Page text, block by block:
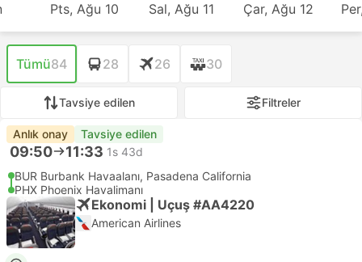
Pts, Ağu 10 Sal, Ağu 11 Çar, Ağu 12
Tümü84 28 26 30
Tavsiye edilen Filtreler
Anlık onay Tavsiye edilen
09:50 11:33 1s 43d
BUR Burbank Havaalanı, Pasadena California
PHX Phoenix Havalimanı
Ekonomi | Uçuş #AA4220
American Airlines